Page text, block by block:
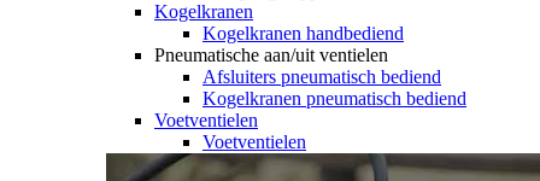
Kogelkranen
Kogelkranen handbediend
Pneumatische aan/uit ventielen
Afsluiters pneumatisch bediend
Kogelkranen pneumatisch bediend
Voetventielen
Voetventielen